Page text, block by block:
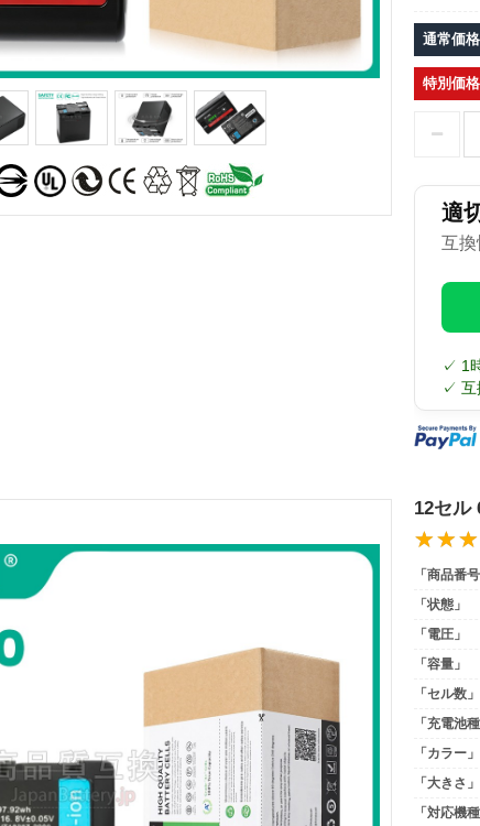
通常価格
特別価格
適
互換
✓ 1
✓ 互
12セル
「商品番号
「状態」
「電圧」
「容量」
「セル数」
「充電池
「カラー」
「大きさ」
「対応機種